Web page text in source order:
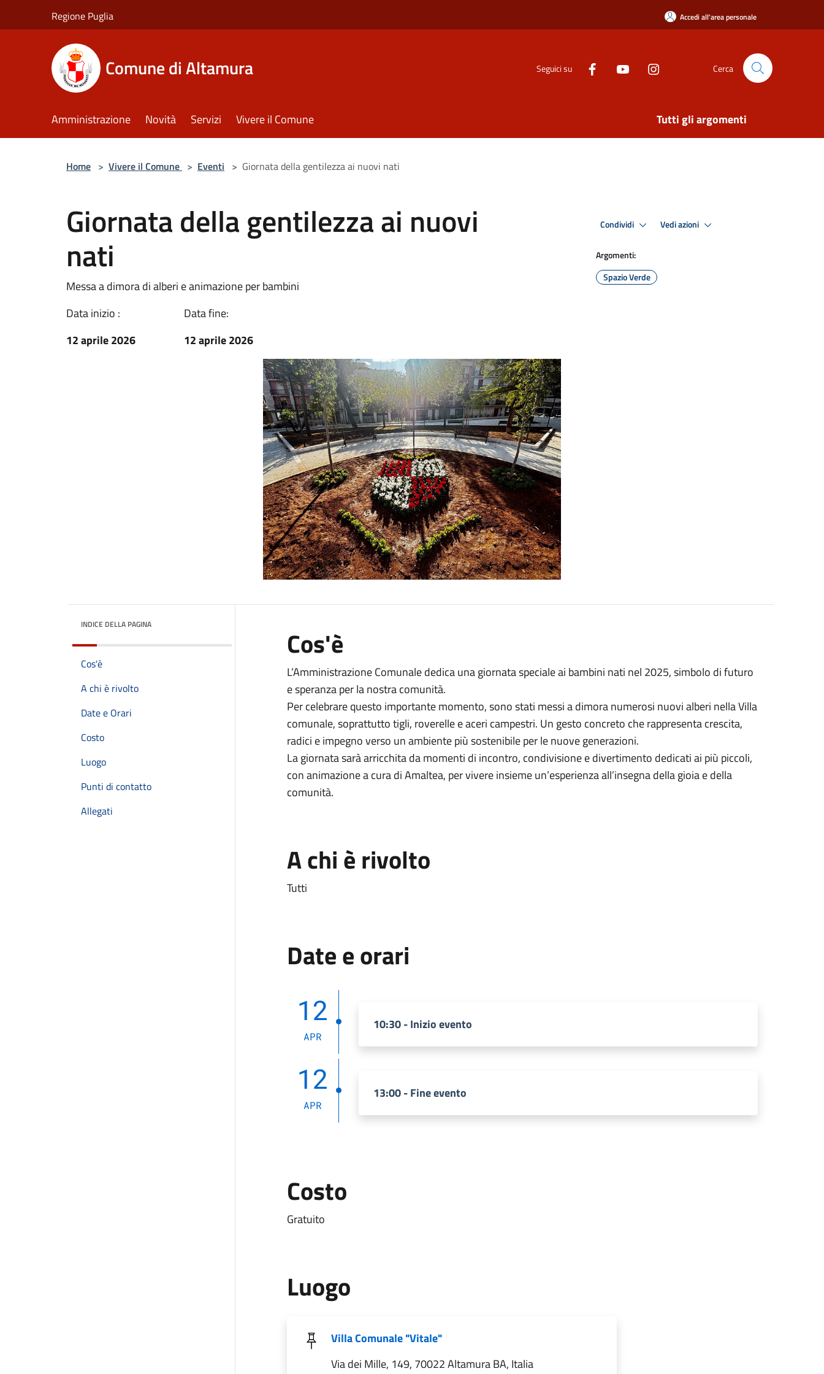
Regione Puglia Accedi all'area personale
Comune di Altamura Seguici su Cerca
Amministrazione Novità Servizi Vivere il Comune Tutti gli argomenti
Home > Vivere il Comune > Eventi > Giornata della gentilezza ai nuovi nati
Giornata della gentilezza ai nuovi
nati
Messa a dimora di alberi e animazione per bambini
Data inizio :
12 aprile 2026
Data fine:
12 aprile 2026
Condividi Vedi azioni
Argomenti:
Spazio Verde
INDICE DELLA PAGINA
Cos'è
A chi è rivolto
Date e Orari
Costo
Luogo
Punti di contatto
Allegati
Cos'è
L’Amministrazione Comunale dedica una giornata speciale ai bambini nati nel 2025, simbolo di futuro
e speranza per la nostra comunità.
Per celebrare questo importante momento, sono stati messi a dimora numerosi nuovi alberi nella Villa
comunale, soprattutto tigli, roverelle e aceri campestri. Un gesto concreto che rappresenta crescita,
radici e impegno verso un ambiente più sostenibile per le nuove generazioni.
La giornata sarà arricchita da momenti di incontro, condivisione e divertimento dedicati ai più piccoli,
con animazione a cura di Amaltea, per vivere insieme un’esperienza all’insegna della gioia e della
comunità.
A chi è rivolto
Tutti
Date e orari
12
APR
10:30 - Inizio evento
12
APR
13:00 - Fine evento
Costo
Gratuito
Luogo
Villa Comunale "Vitale"
Via dei Mille, 149, 70022 Altamura BA, Italia